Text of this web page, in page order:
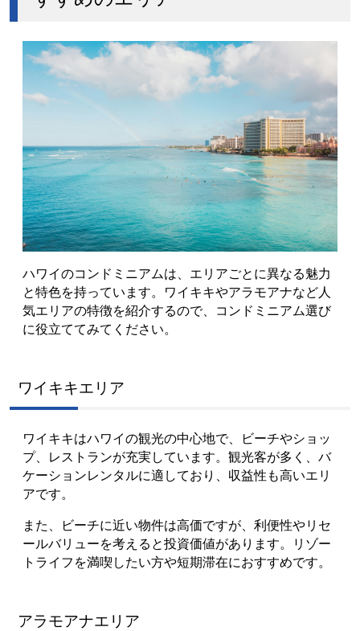
ハワイのコンドミニアムは、エリアごとに異なる魅力
と特色を持っています。ワイキキやアラモアナなど人
気エリアの特徴を紹介するので、コンドミニアム選び
に役立ててみてください。
ワイキキエリア
ワイキキはハワイの観光の中心地で、ビーチやショッ
プ、レストランが充実しています。観光客が多く、バ
ケーションレンタルに適しており、収益性も高いエリ
アです。
また、ビーチに近い物件は高価ですが、利便性やリセ
ールバリューを考えると投資価値があります。リゾー
トライフを満喫したい方や短期滞在におすすめです。
アラモアナエリア